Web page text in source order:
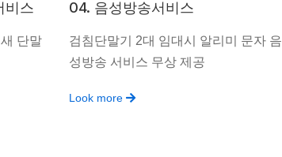
비스
단말
04. 음성방송서비스
검침단말기 2대 임대시 알리미 문자 음
성방송 서비스 무상 제공
Look more